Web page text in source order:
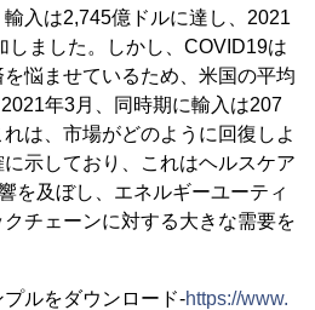
入は2,745億ドルに達し、2021
しました。しかし、COVID19は
悩ませているため、米国の平均
年3月、同時期に輸入は207
は、市場がどのように回復しよ
示しており、これはヘルスケア
を及ぼし、エネルギーユーティ
チェーンに対する大きな需要を
ルをダウンロード-https://www.